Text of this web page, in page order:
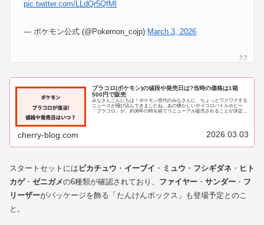
pic.twitter.com/LLdQr5QfMl
— ポケモン公式 (@Pokemon_cojp) March 3, 2026
プラコロ(ポケモン)の値段や発売日は?当時の価格は1箱
500円で販売
みなさんこんにちは！ポケモン世代のみなさんに、ちょっとワクワクする
ニュースが飛び込んできましたね。あの懐かしいサイコロバトルホビー
「プラコロ」が、約30年の時を経てリニューアル販売されることが決定し
cherry-blog.com 2026.03.03
スタートセットには ピカチュウ ・ イーブイ ・ ミュウ ・ フシギダネ ・ ヒト
カゲ・ ゼニガメの6種類が確認されており、 ファイヤー ・ サンダー ・ フ
リーザーがパッケージを飾る「たんけんボックス」も登場予定とのこ
と。